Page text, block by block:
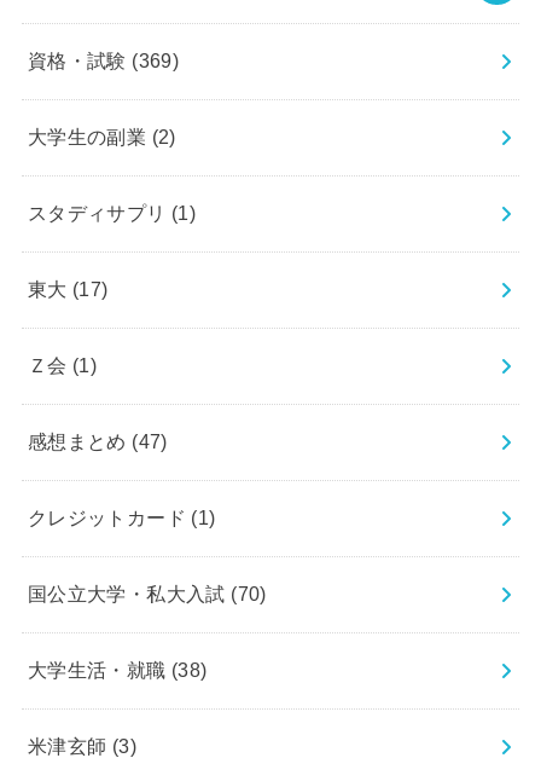
資格・試験 (369)
大学生の副業 (2)
スタディサプリ (1)
東大 (17)
Ｚ会 (1)
感想まとめ (47)
クレジットカード (1)
国公立大学・私大入試 (70)
大学生活・就職 (38)
米津玄師 (3)